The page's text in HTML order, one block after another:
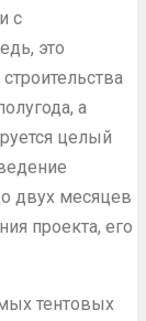
с
это
а
целый
двух месяцев
проекта, его
тентовых